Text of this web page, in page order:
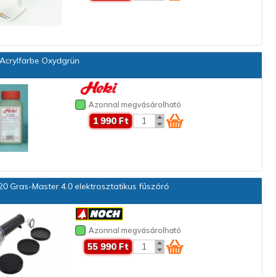
Oxydgrün
Azonnal megvásárolható
1 990 Ft
Gras-Master 4.0 elektrosztatikus fűszóró
Azonnal megvásárolható
55 990 Ft